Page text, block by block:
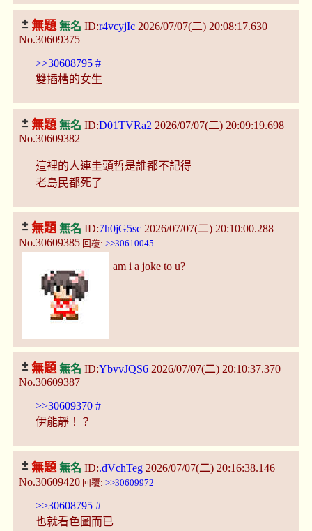
無題無名 ID:r4vcyjIc2026/07/07(二) 20:08:17.630
No.30609375
>>30608795#
雙插槽的女生
無題無名 ID:D01TVRa2 2026/07/07(二) 20:09:19.698
No.30609382
這裡的人連圭頭哲是誰都不記得
老島民都死了
無題無名 ID:7h0jG5sc2026/07/07(二) 20:10:00.288
No.30609385回覆: >>30610045
am i a joke to u?
無題無名 ID:YbvvJQS62026/07/07(二) 20:10:37.370
No.30609387
>>30609370#
伊能靜！？
無題無名 ID:.dVchTeg2026/07/07(二) 20:16:38.146
No.30609420回覆: >>30609972
>>30608795#
也就看色圖而已